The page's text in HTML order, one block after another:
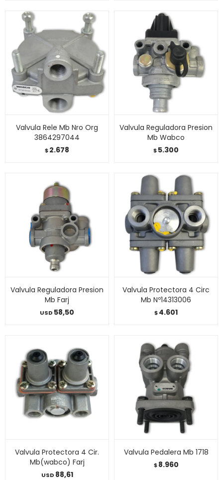
Valvula Rele Mb Nro Org
3864297044
$2.678
Valvula Reguladora Presion
Mb Wabco
$5.300
Valvula Reguladora Presion
Mb Farj
USD 58,50
Valvula Protectora 4 Circ
Mb Nº14313006
$4.601
Valvula Protectora 4 Cir.
Mb(wabco) Farj
USD 88,61
Valvula Pedalera Mb 1718
$ 8.960